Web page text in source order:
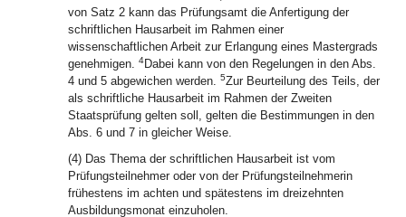
von Satz 2 kann das Prüfungsamt die Anfertigung der
schriftlichen Hausarbeit im Rahmen einer
wissenschaftlichen Arbeit zur Erlangung eines Mastergrads
genehmigen. 4Dabei kann von den Regelungen in den Abs.
4 und 5 abgewichen werden. 5Zur Beurteilung des Teils, der
als schriftliche Hausarbeit im Rahmen der Zweiten
Staatsprüfung gelten soll, gelten die Bestimmungen in den
Abs. 6 und 7 in gleicher Weise.
(4) Das Thema der schriftlichen Hausarbeit ist vom
Prüfungsteilnehmer oder von der Prüfungsteilnehmerin
frühestens im achten und spätestens im dreizehnten
Ausbildungsmonat einzuholen.